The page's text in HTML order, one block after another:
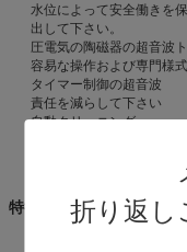
折り返し
水位によって安全働きを
出して下さい。
圧電気の陶磁器の超音波
容易な操作および専門様式
タイマー制御の超音波
責任を減らして下さい
自動クリーニング
ろ過システム:、周期の
およびよりよいクリーニ
特徴: